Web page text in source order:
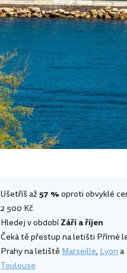
Ušetříš až57 %oproti obvyklé
2 500 Kč
Hledej v obdobíZáří a říjen
Čeká tě přestup na letišti Přímé
Prahy na letištěMarseille,Lyona
Toulouse